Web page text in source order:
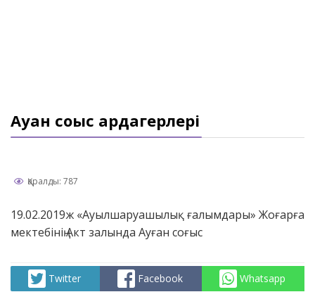
Ауған соғыс ардагерлері
Қаралды: 787
19.02.2019ж «Ауылшаруашылық ғалымдары» Жоғарға
мектебінің Акт залында Ауған соғыс
Twitter Facebook Whatsapp